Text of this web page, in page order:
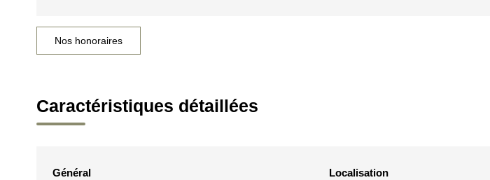
Nos honoraires
Caractéristiques détaillées
Général Localisation